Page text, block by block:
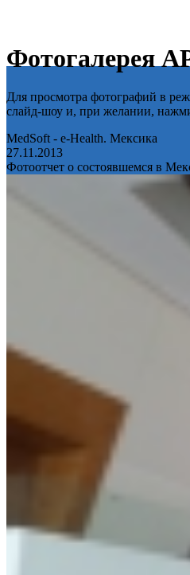
Фотогалерея
Для просмотра фотографий в
слайд-шоу и, при желании,
MedSoft - e-Health. Мексика
27.11.2013
Фотоотчет о состоявшемся в